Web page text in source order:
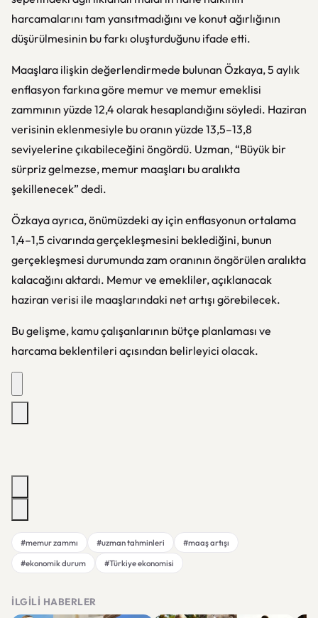
harcamalarını tam yansıtmadığını ve konut ağırlığının
düşürülmesinin bu farkı oluşturduğunu ifade etti.
Maaşlara ilişkin değerlendirmede bulunan Özkaya, 5 aylık
enflasyon farkına göre memur ve memur emeklisi
zammının yüzde 12,4 olarak hesaplandığını söyledi. Haziran
verisinin eklenmesiyle bu oranın yüzde 13,5–13,8
seviyelerine çıkabileceğini öngördü. Uzman, “Büyük bir
sürpriz gelmezse, memur maaşları bu aralıkta
şekillenecek” dedi.
Özkaya ayrıca, önümüzdeki ay için enflasyonun ortalama
1,4–1,5 civarında gerçekleşmesini beklediğini, bunun
gerçekleşmesi durumunda zam oranının öngörülen aralıkta
kalacağını aktardı. Memur ve emekliler, açıklanacak
haziran verisi ile maaşlarındaki net artışı görebilecek.
Bu gelişme, kamu çalışanlarının bütçe planlaması ve
harcama beklentileri açısından belirleyici olacak.
#memur zammı #uzman tahminleri
#maaş artışı
#ekonomik durum
#Türkiye ekonomisi
İLGILI HABERLER